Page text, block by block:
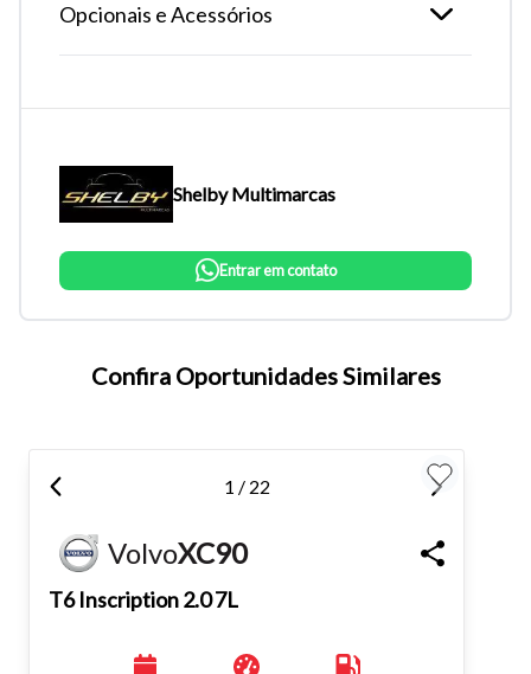
Tamanho do texto
teclado.
Opcionais e Acessórios
Shelby Multimarcas
Entrar em contato
Confira Oportunidades Similares
1 / 22
VolvoXC90
T6 Inscription 2.0 7L